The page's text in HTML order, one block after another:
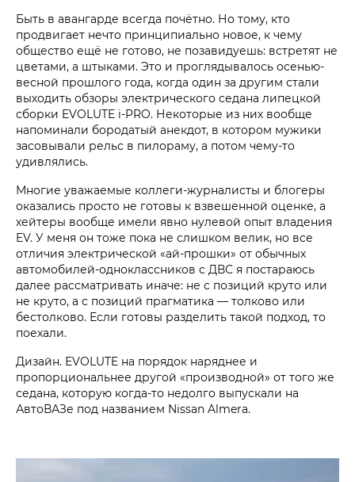
Быть в авангарде всегда почётно. Но тому, кто
продвигает нечто принципиально новое, к чему
общество ещё не готово, не позавидуешь: встретят не
цветами, а штыками. Это и проглядывалось осенью-
весной прошлого года, когда один за другим стали
выходить обзоры электрического седана липецкой
сборки EVOLUTE i‑PRO. Некоторые из них вообще
напоминали бородатый анекдот, в котором мужики
засовывали рельс в пилораму, а потом чему-то
удивлялись.
Многие уважаемые коллеги-журналисты и блогеры
оказались просто не готовы к взвешенной оценке, а
хейтеры вообще имели явно нулевой опыт владения
EV. У меня он тоже пока не слишком велик, но все
отличия электрической «ай-прошки» от обычных
автомобилей-одноклассников с ДВС я постараюсь
далее рассматривать иначе: не с позиций круто или
не круто, а с позиций прагматика — толково или
бестолково. Если готовы разделить такой подход, то
поехали.
Дизайн. EVOLUTE на порядок наряднее и
пропорциональнее другой «производной» от того же
седана, которую когда-то недолго выпускали на
АвтоВАЗе под названием Nissan Almera.